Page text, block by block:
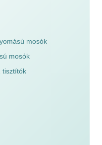
mosók
mosók
tisztítók